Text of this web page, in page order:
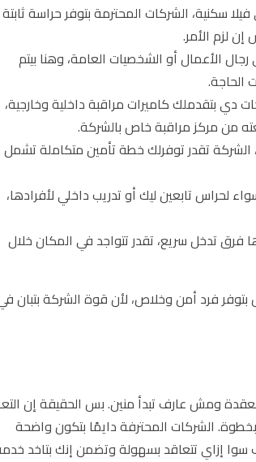
سكنية، الشركات المحترمة بتوفر حراسة ثابتة
لزم الأمر.
الأعمال أو الشخصيات العامة، وهنا بيتم
الحاجة.
بتقدملك كاميرات مراقبة داخلية وخارجية،
من مركز مراقبة خاص بالشركة.
تقدر توفرلك خطة تأمين متكاملة تشمل
لحراس تابعين ليك أو تدريب داخلي لأفرادها،
فرق تدخل سريع، تقدر تتواجد في المكان خلال
فرد أمن وخلاص، لأن قوة الشركة بتبان
ومش عارف تبدأ منين. بس الحقيقة إن
الشركات المحترفة دايمًا بتكون واضحة
إزاي تتعاقد بسهولة وتضمن إنك بتاخد